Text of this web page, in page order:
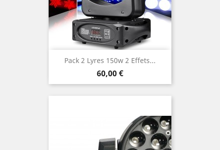
Pack 2 Lyres 150w 2 Effets...
Prix
60,00 €